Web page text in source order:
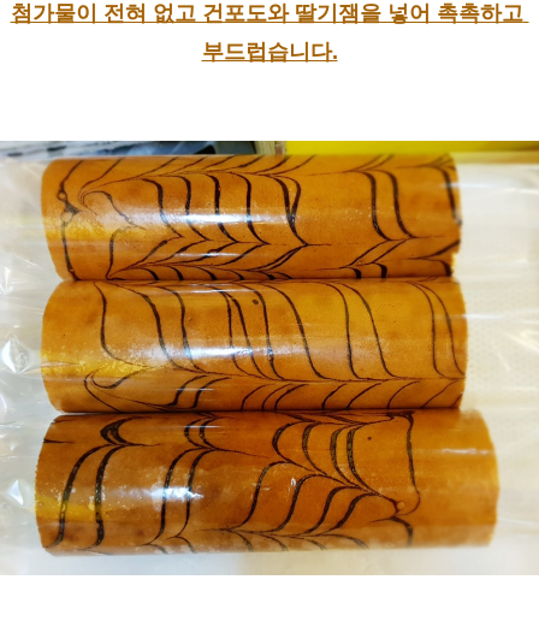
첨가물이 전혀 없고 건포도와 딸기잼을 넣어 촉촉하고
부드럽습니다.